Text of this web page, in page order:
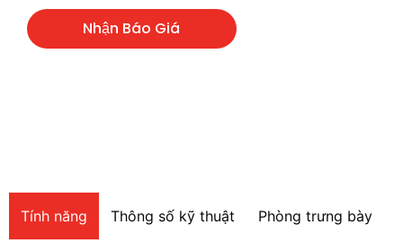
Nhận Báo Giá
Tính năng Thông số kỹ thuật Phòng trưng bày